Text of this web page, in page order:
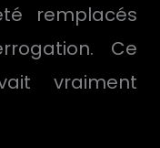
remplacés
Ce
vraiment